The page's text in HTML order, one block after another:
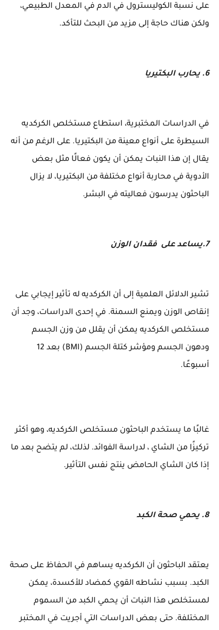
على نسبة الكوليسترول في الدم في المعدل الطبيعي،
ولكن هناك حاجة إلى مزيد من البحث للتأكد.
6. يحارب البكتيريا
في الدراسات المختبرية، استطاع مستخلص الكركديه
السيطرة على أنواع معينة من البكتيريا. على الرغم من أنه
يقال إن هذا النبات يمكن أن يكون فعالًا مثل بعض
الأدوية في محاربة أنواع مختلفة من البكتيريا، لا يزال
الباحثون يدرسون فعاليته في البشر.
7.يساعد على فقدان الوزن
تشير الدلائل العلمية إلى أن الكركديه له تأثير إيجابي على
إنقاص الوزن ويمنع السمنة. في إحدى الدراسات، وجد أن
مستخلص الكركديه يمكن أن يقلل من وزن الجسم
ودهون الجسم ومؤشر كتلة الجسم (BMI) بعد 12
أسبوعًا.
غالبًا ما يستخدم الباحثون مستخلص الكركديه، وهو أكثر
تركيزًا من الشاي ، لدراسة الفوائد. لذلك، لم يتضح بعد ما
إذا كان الشاي الحامض ينتج نفس التأثير.
8. يحمي صحة الكبد
يعتقد الباحثون أن الكركديه يساهم في الحفاظ على صحة
الكبد. بسبب نشاطه القوي كمضاد للأكسدة، يمكن
لمستخلص هذا النبات أن يحمي الكبد من السموم
المختلفة. حتى بعض الدراسات التي أجريت في المختبر